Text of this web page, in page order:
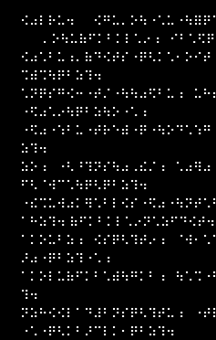
⠀⠀
⠩⠾⠩⠳⠟⠃⠵⠹⠲
⠐⠫⠴⠡⠔⠳⠟⠃⠵⠳⠕⠐⠡⠰⠀
⠵⠹⠲⠀⠀
⠋⠣⠈⠺⠉⠡⠳⠟⠣⠟⠃⠵⠹⠲⠀⠀
⠁⠓⠵⠹⠲
⠜⠴⠐⠟⠃⠵⠹⠐⠡⠰⠀
⠹⠲⠀⠀
⠐⠡⠐⠟⠣⠅⠃⠜⠉⠇⠅⠂⠟⠃⠵⠹⠲